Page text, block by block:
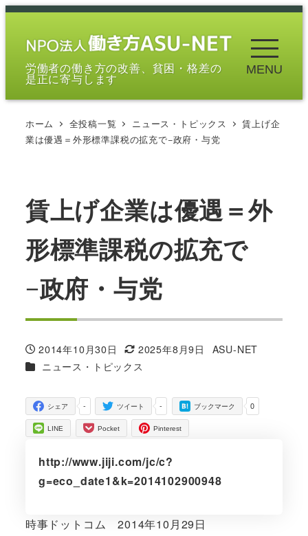
メ
労働者の働き方の改善、貧困・格差の
是正に寄与します
MENU
ホーム 全投稿一覧 ニュース・トピックス
賃上げ企
業は優遇＝外形標準課税の拡充で−政府・与党
賃上げ企業は優遇＝外
形標準課税の拡充で
−政府・与党
投稿日
2014年10月30日
更新日
2025年8月9日
著
ASU-NET
カテゴリー
ニュース・トピックス
-
シェア -
ツイート 0
ブックマーク
LINE Pocket Pinterest
http://www.jiji.com/jc/c?
g=eco_date1&k=2014102900948
時事ドットコム 2014年10月29日